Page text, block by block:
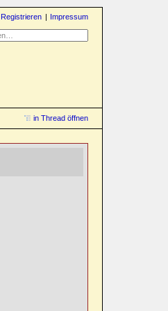
Registrieren Impressum
in Thread öffnen